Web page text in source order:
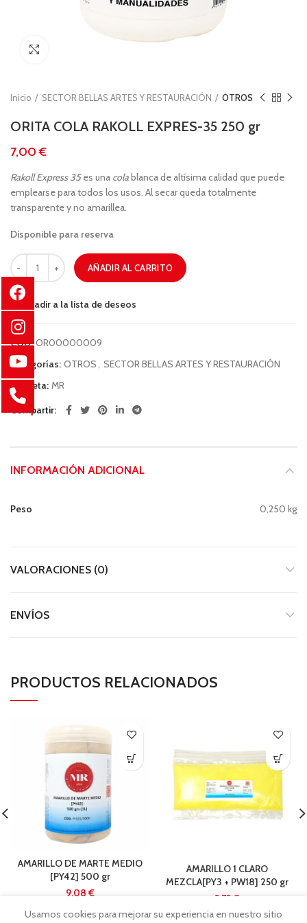
Inicio SECTOR BELLAS ARTES Y RESTAURACIÓN OTROS
ORITA COLA RAKOLL EXPRES-35 250 gr
€
Rakoll Express 35es una colablanca de altísima calidad que puede
emplearse para todos los usos. Al secar queda totalmente
transparente y no amarillea.
Disponible para reserva
AÑADIR AL CARRITO
Añadir a la lista de deseos
COD:OR00000009
Categorías: OTROS, SECTOR BELLAS ARTES Y RESTAURACIÓN
Etiqueta: MR
Compartir
INFORMACIÓN ADICIONAL
Peso 0,250 kg
VALORACIONES (0)
ENVÍOS
PRODUCTOS RELACIONADOS
AMARILLO DE MARTE MEDIO
[PY42] 500 gr
€
AMARILLO 1 CLARO
MEZCLA[PY3 + PW18] 250 gr
€
Usamos cookies para mejorar su experiencia en nuestro sitio